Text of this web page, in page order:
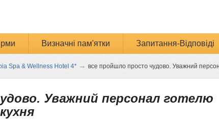
Визначні пам'ятки Запитання-Відповіді
Spa & Wellness Hotel 4* → все пройшло просто чудово. Уважний
Уважний персонал готелю